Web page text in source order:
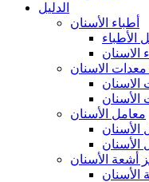
الدليل
أطباء الأسنان
الأطباء
الاسنان
الاسنان
معامل الأسنان
الأسنان
أشعة الأسنان
الأسنان